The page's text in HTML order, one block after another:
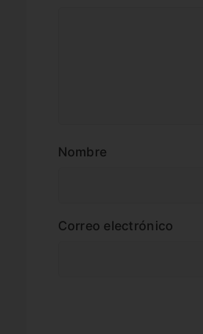
Nombre
Correo electrónico